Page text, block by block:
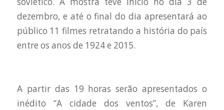
dezembro, e até o final do dia apresentará ao
público 11 filmes retratando a história do país
entre os anos de 1924 e 2015.
A partir das 19 horas serão apresentados o
inédito “A cidade dos ventos”, de Karen